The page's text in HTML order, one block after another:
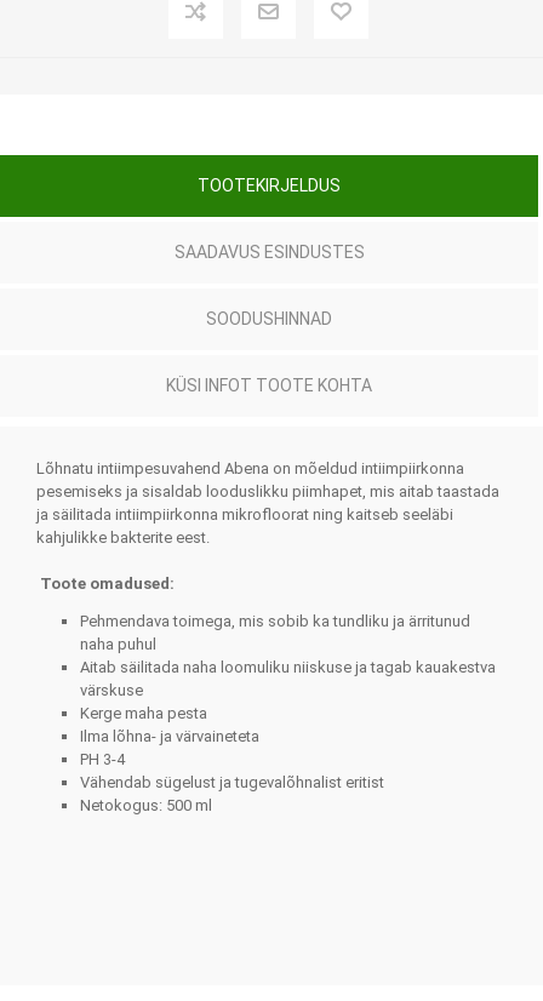
TOOTEKIRJELDUS
SAADAVUS ESINDUSTES
SOODUSHINNAD
KÜSI INFOT TOOTE KOHTA
Lõhnatu intiimpesuvahend Abena on mõeldud intiimpiirkonna
pesemiseks ja sisaldab looduslikku piimhapet, mis aitab taastada
ja säilitada intiimpiirkonna mikrofloorat ning kaitseb seeläbi
kahjulikke bakterite eest.
Toote omadused:
Pehmendava toimega, mis sobib ka tundliku ja ärritunud
naha puhul
Aitab säilitada naha loomuliku niiskuse ja tagab kauakestva
värskuse
Kerge maha pesta
Ilma lõhna- ja värvaineteta
PH 3-4
Vähendab sügelust ja tugevalõhnalist eritist
Netokogus: 500 ml